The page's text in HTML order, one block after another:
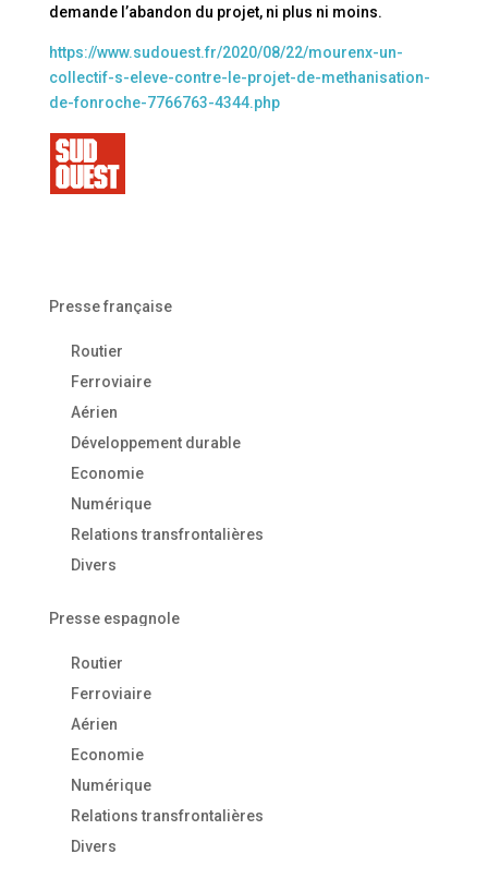
demande l’abandon du projet, ni plus ni moins.
https://www.sudouest.fr/2020/08/22/mourenx-un-
collectif-s-eleve-contre-le-projet-de-methanisation-
de-fonroche-7766763-4344.php
Presse française
Routier
Ferroviaire
Aérien
Développement durable
Economie
Numérique
Relations transfrontalières
Divers
Presse espagnole
Routier
Ferroviaire
Aérien
Economie
Numérique
Relations transfrontalières
Divers